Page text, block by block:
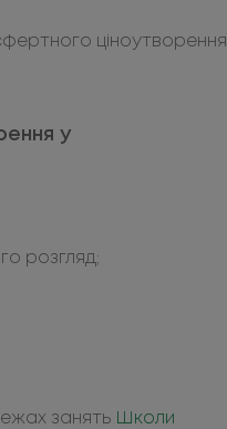
ціноутворення
у
розгляд;
занять Школи